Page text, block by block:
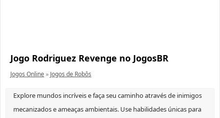
Jogo Rodriguez Revenge no JogosBR
Jogos Online» Jogos de Robôs
Explore mundos incríveis e faça seu caminho através de inimigos
mecanizados e ameaças ambientais. Use habilidades únicas para